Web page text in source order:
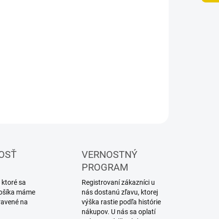
INFORMÁCIE
ktoré sa
máme
na
VERNOSTNÝ
PROGRAM
Registrovaní zákazníci u
nás dostanú zľavu, ktorej
výška rastie podľa histórie
nákupov. U nás sa oplatí